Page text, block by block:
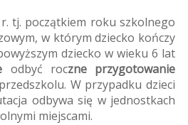
tj. początkiem roku szkolnego
w którym dziecko kończy
dziecko w wieku 6 lat
odbyć roczne przygotowanie
W przypadku dzieci
odbywa się w jednostkach
miejscami.